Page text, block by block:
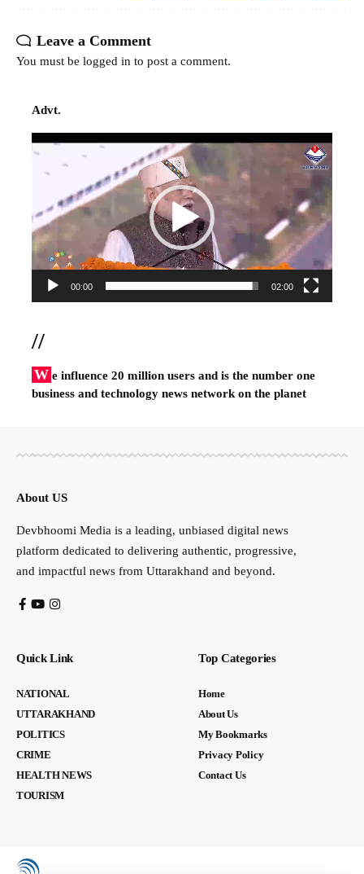
Leave a Comment
You must be logged in to post a comment.
Advt.
Video
00:00 02:00
//
W e influence 20 million users and is the number one
business and technology news network on the planet
About US
Devbhoomi Media is a leading, unbiased digital news
platform dedicated to delivering authentic, progressive,
and impactful news from Uttarakhand and beyond.
Quick Link
NATIONAL
UTTARAKHAND
POLITICS
CRIME
HEALTH NEWS
TOURISM
Top Categories
Home
About Us
My Bookmarks
Privacy Policy
Contact Us